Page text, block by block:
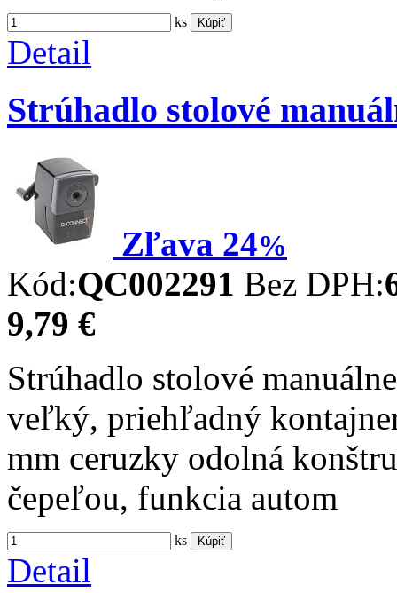
ks Kúpiť
Detail
Strúhadlo stolové
Zľava 24%
Kód:QC002291 Bez DPH:
9,79 €
Strúhadlo stolové
veľký, priehľadný
mm ceruzky odolná
čepeľou, funkcia autom
ks Kúpiť
Detail